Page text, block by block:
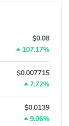
$0.08
107.17%
$0.007715
7.72%
$0.0139
9.06%